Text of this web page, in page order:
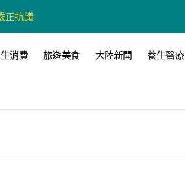
正抗議
點
消費 旅遊美食 大陸新聞 養生醫療